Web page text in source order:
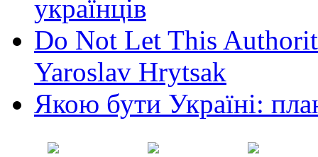
українців
Do Not Let This
Yaroslav Hrytsak
Якою бути Україні: